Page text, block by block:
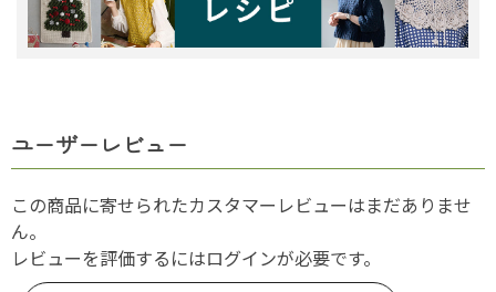
ユーザーレビュー
この商品に寄せられたカスタマーレビューはまだありませ
ん。
レビューを評価するにはログインが必要です。